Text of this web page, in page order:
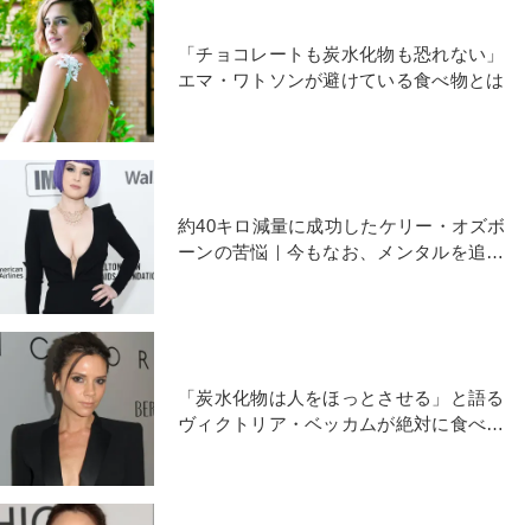
「チョコレートも炭水化物も恐れない」
エマ・ワトソンが避けている食べ物とは
約40キロ減量に成功したケリー・オズボ
ーンの苦悩｜今もなお、メンタルを追い
「炭水化物は人をほっとさせる」と語る
ヴィクトリア・ベッカムが絶対に食べな